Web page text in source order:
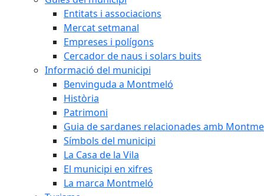
Entitats i associacions
Mercat setmanal
Empreses i polígons
Cercador de naus i solars buits
Informació del municipi
Benvinguda a Montmeló
Història
Patrimoni
Guia de sardanes relacionades amb
Símbols del municipi
La Casa de la Vila
El municipi en xifres
La marca Montmeló